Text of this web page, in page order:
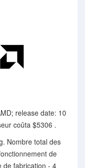
release date: 10
coûta $5306 .
Nombre total des
de
de fabrication - 4